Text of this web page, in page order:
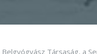
Társaság, a